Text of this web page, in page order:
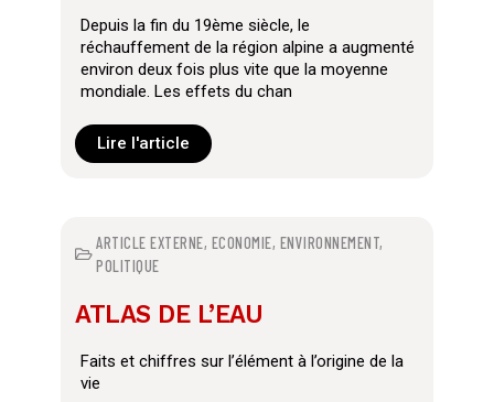
Depuis la fin du 19ème siècle, le
réchauffement de la région alpine a augmenté
environ deux fois plus vite que la moyenne
mondiale. Les effets du chan
Lire l'article
ARTICLE EXTERNE, ECONOMIE, ENVIRONNEMENT,
POLITIQUE
ATLAS DE L’EAU
Faits et chiffres sur l’élément à l’origine de la
vie